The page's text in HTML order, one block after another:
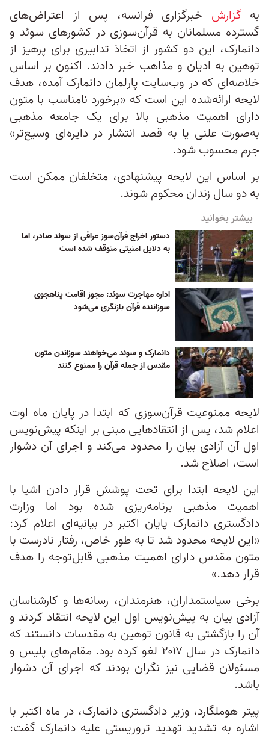
بهگزارش خبرگزاری فرانسه، پس از اعتراض‌های
گسترده مسلمانان به قرآن‌سوزی در کشورهای سوئد و
دانمارک، این دو کشور از اتخاذ تدابیری برای پرهیز از
توهین به ادیان و مذاهب خبر دادند. اکنون بر اساس
خلاصه‌ای که در وب‌سایت پارلمان دانمارک آمده، هدف
لایحه ارائه‌شده این است که «برخورد نامناسب با متون
دارای اهمیت مذهبی بالا برای یک جامعه مذهبی
به‌صورت علنی یا به قصد انتشار در دایره‌ای وسیع‌تر»
جرم محسوب شود.
بر اساس این لایحه پیشنهادی، متخلفان ممکن است
به دو سال زندان محکوم شوند.
بیشتر بخوانید
دستور اخراج قرآن‌سوز عراقی از سوئد صادر، اما
به دلایل امنیتی متوقف شده است
اداره مهاجرت سوئد: مجوز اقامت پناهجوی
سوزاننده قرآن بازنگری می‌شود
دانمارک و سوئد می‌خواهند سوزاندن متون
مقدس از جمله قرآن را ممنوع کنند
لایحه ممنوعیت قرآن‌سوزی که ابتدا در پایان ماه اوت
اعلام شد، پس از انتقاد‌هایی مبنی بر اینکه پیش‌نویس
اول آن آزادی بیان را محدود می‌کند و اجرای آن دشوار
است، اصلاح شد.
این لایحه ابتدا برای تحت پوشش قرار دادن اشیا با
اهمیت مذهبی برنامه‌ریزی شده بود اما وزارت
دادگستری دانمارک پایان اکتبر در بیانیه‌ای اعلام کرد:
«این لایحه محدود شد تا به طور خاص، رفتار نادرست با
متون مقدس دارای اهمیت مذهبی قابل‌توجه را هدف
قرار دهد.»
برخی سیاستمداران، هنرمندان، رسانه‌ها و کارشناسان
آزادی بیان به پیش‌نویس اول این لایحه انتقاد کردند و
آن را بازگشتی به قانون توهین به مقدسات دانستند که
دانمارک در سال ۲۰۱۷ لغو کرده بود. مقام‌های پلیس و
مسئولان قضایی نیز نگران بودند که اجرای آن دشوار
باشد.
پیتر هوملگارد، وزیر دادگستری دانمارک، در ماه اکتبر با
اشاره به تشدید تهدید تروریستی علیه دانمارک گفت: